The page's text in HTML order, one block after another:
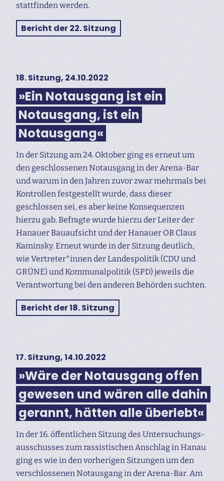
stattfinden werden.
Bericht der 22. Sitzung
18. Sitzung, 24.10.2022
»Ein Notausgang ist ein
Notausgang, ist ein
Notausgang«
In der Sitzung am 24. Oktober ging es erneut um
den geschlossenen Notausgang in der Arena-Bar
und warum in den Jahren zuvor zwar mehrmals bei
Kontrollen festgestellt wurde, dass dieser
geschlossen sei, es aber keine Konsequenzen
hierzu gab. Befragte wurde hierzu der Leiter der
Hanauer Bauaufsicht und der Hanauer OB Claus
Kaminsky. Erneut wurde in der Sitzung deutlich,
wie Vertreter*innen der Landespolitik (CDU und
GRÜNE) und Kommunalpolitik (SPD) jeweils die
Verantwortung bei den anderen Behörden suchten.
Bericht der 18. Sitzung
17. Sitzung, 14.10.2022
»Wäre der Notausgang offen
gewesen und wären alle dahin
gerannt, hätten alle überlebt«
In der 16. öffentlichen Sitzung des Untersuchungs­
ausschusses zum rassistischen Anschlag in Hanau
ging es wie in den vorherigen Sitzungen um den
verschlossenen Notausgang in der Arena-Bar. Am